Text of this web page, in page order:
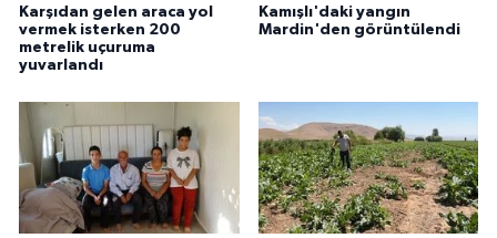
Karşıdan gelen araca yol
vermek isterken 200
metrelik uçuruma
yuvarlandı
Kamışlı'daki yangın
Mardin'den görüntülendi